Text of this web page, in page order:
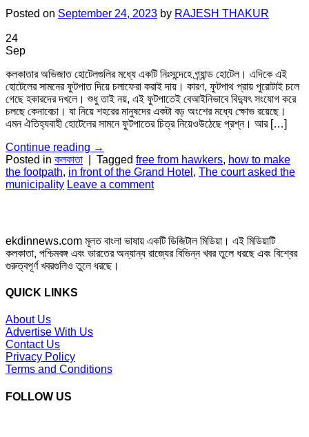
Posted on September 24, 2023 by RAJESH THAKUR
24
Sep
কলকাতার অভিজাত হোটেলগুলির মধ্যে একটি নিঃসন্দেহে গ্র্যান্ড হোটেল। এদিকে এই
হোটেলের সামনের ফুটপাত দিয়ে চলাফেরা করাই দায়। কারণ, ফুটপাথ প্রায় পুরোটাই চলে
গেছে হকারদের দখলে। শুধু তাই নয়, এই ফুটপাতেই বেআইনিভাবে বিদ্যুৎ সংযোগ করে
চলছে কেনাবেচা। যা নিয়ে শহরের মানুষদের একটা বড় অংশের মধ্যে ক্ষোভ রয়েছে।
এমন ঐতিহ্যবাহী হোটেলের সামনে ফুটপাতের চিত্র নিয়েওউঠেছে প্রশ্ন। আর […]
Continue reading →
Posted in কলকাতা Tagged free from hawkers, how to make
the footpath, in front of the Grand Hotel , The court asked the
municipality Leave a comment
ekdinnews.com মূলত বাংলা ভাষায় একটি ডিজিটাল মিডিয়া। এই মিডিয়াটি
কলকাতা, পশ্চিমবঙ্গ এবং ভারতের অন্যান্য রাজ্যের বিভিন্ন খবর তুলে ধরছে এবং বিশ্বের
গুরুত্বপূর্ণ খবরগুলিও তুলে ধরছে।
QUICK LINKS
About Us
Advertise With Us
Contact Us
Privacy Policy
Terms and Conditions
FOLLOW US